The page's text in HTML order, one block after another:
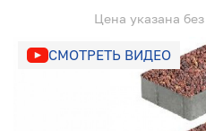
Цена указана
СМОТРЕТЬ ВИДЕО